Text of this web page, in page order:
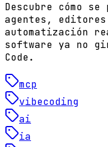
Descubre cómo
agentes,
automatización
software ya no
Code.
mcp
vibecoding
ai
ia